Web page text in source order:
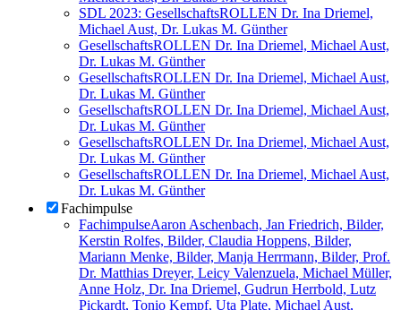
SDL 2023: GesellschaftsROLLEN Dr. Ina Driemel,
Michael Aust, Dr. Lukas M. Günther
GesellschaftsROLLEN Dr. Ina Driemel, Michael Aust,
Dr. Lukas M. Günther
GesellschaftsROLLEN Dr. Ina Driemel, Michael Aust,
Dr. Lukas M. Günther
GesellschaftsROLLEN Dr. Ina Driemel, Michael Aust,
Dr. Lukas M. Günther
GesellschaftsROLLEN Dr. Ina Driemel, Michael Aust,
Dr. Lukas M. Günther
GesellschaftsROLLEN Dr. Ina Driemel, Michael Aust,
Dr. Lukas M. Günther
Fachimpulse
FachimpulseAaron Aschenbach, Jan Friedrich, Bilder,
Kerstin Rolfes, Bilder, Claudia Hoppens, Bilder,
Mariann Menke, Bilder, Manja Herrmann, Bilder, Prof.
Dr. Matthias Dreyer, Leicy Valenzuela, Michael Müller,
Anne Holz, Dr. Ina Driemel, Gudrun Herrbold, Lutz
Pickardt, Tonio Kempf, Uta Plate, Michael Aust,